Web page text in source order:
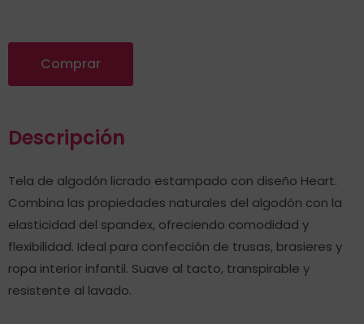
Comprar
Descripción
Tela de algodón licrado estampado con diseño Heart.
Combina las propiedades naturales del algodón con la
elasticidad del spandex, ofreciendo comodidad y
flexibilidad. Ideal para confección de trusas, brasieres y
ropa interior infantil. Suave al tacto, transpirable y
resistente al lavado.